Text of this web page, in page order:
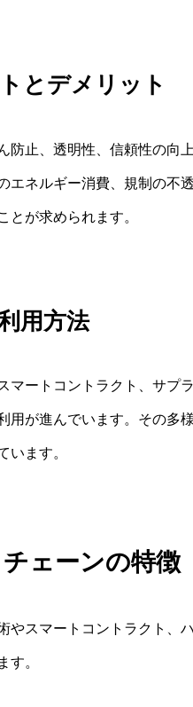
とデメリット
止、透明性、信頼性の向
ネルギー消費、規制の不
とが求められます。
用方法
マートコントラクト、サプ
用が進んでいます。その多
います。
ェーンの特徴
やスマートコントラクト、
す。